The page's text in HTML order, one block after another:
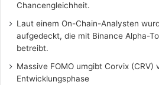
Chancengleichheit.
Laut einem On-Chain-Analysten
aufgedeckt, die mit Binance Alpha-
betreibt.
Massive FOMO umgibt Corvix (CRV)
Entwicklungsphase